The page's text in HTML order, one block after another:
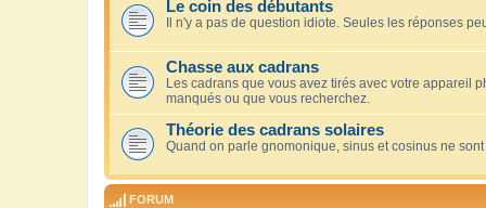
Le coin des débutants
Il n'y a pas de question idiote. Seules les réponses
Chasse aux cadrans
Les cadrans que vous avez tirés avec votre appareil
manqués ou que vous recherchez.
Théorie des cadrans solaires
Quand on parle gnomonique, sinus et cosinus ne
FORUM